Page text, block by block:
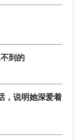
到的
，说明她深爱着